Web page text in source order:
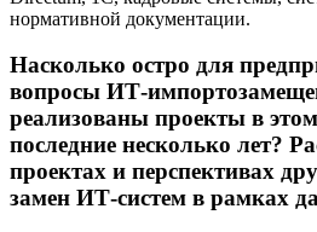
нормативной документации.
Насколько остро для
вопросы ИТ-
реализованы проекты в
последние несколько лет?
проектах и перспективах
замен ИТ-систем в рамках